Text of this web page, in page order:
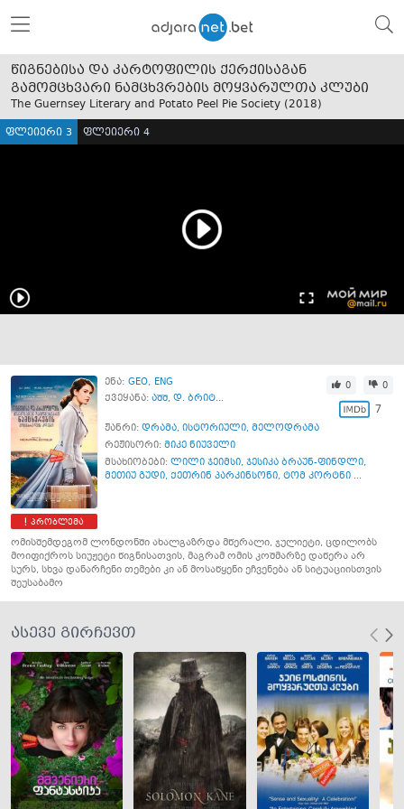
წიგნებისა და კარტოფილის ქერქისაგან
გამომცხვარი ნამცხვრების მოყვარულთა კლუბი
The Guernsey Literary and Potato Peel Pie Society (2018)
ფლეიერი 3 ფლეიერი 4
პრობლემა
ენა: GEO ENG
ქვეყანა: აშშ, დ. ბრიტ...
0 0
7
ჟანრი: დრამა, ისტორიული, მელოდრამა
რეჟისორი: მიკე ნიუველი
მსახიობები: ლილი ჯეიმსი, ჯესიკა ბრაუნ-ფინდლი,
მეთიუ გუდი, ქეთრინ პარკინსონი, ტომ კორტნი ...
ომისშემდეგომ ლონდონში ახალგაზრდა მწერალი, ჯულიეტი, ცდილობს
მოიფიქროს სიუჟეტი წიგნისათვის, მაგრამ ომის კოშმარზე დაწერა არ
სურს, სხვა დანარჩენი თემები კი ან მოსაწყენი ეჩვენება ან სიტუაციისთვის
შეუსაბამო
ასევე გირჩევთ